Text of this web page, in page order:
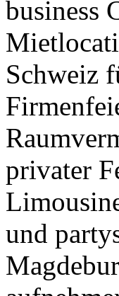
business
Schweiz
privater
und